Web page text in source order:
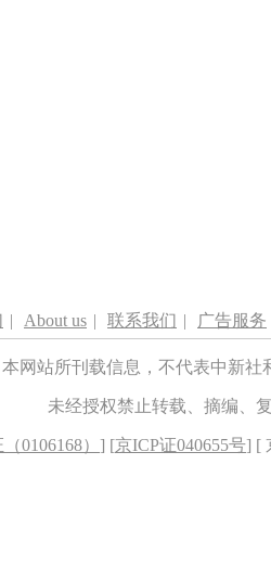
| About us | 联系我们 | 广告服务
本网站所刊载信息，不代表中新
未经授权禁止转载、摘编、
0106168） ] [京ICP证040655号] [